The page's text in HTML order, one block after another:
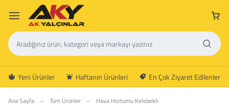
Yeni Ürünler Haftanın Ürünleri En Çok Ziyaret Edilenler
Ana Sayfa – Tüm Ürünler – Hava Hortumu Kelebeklı